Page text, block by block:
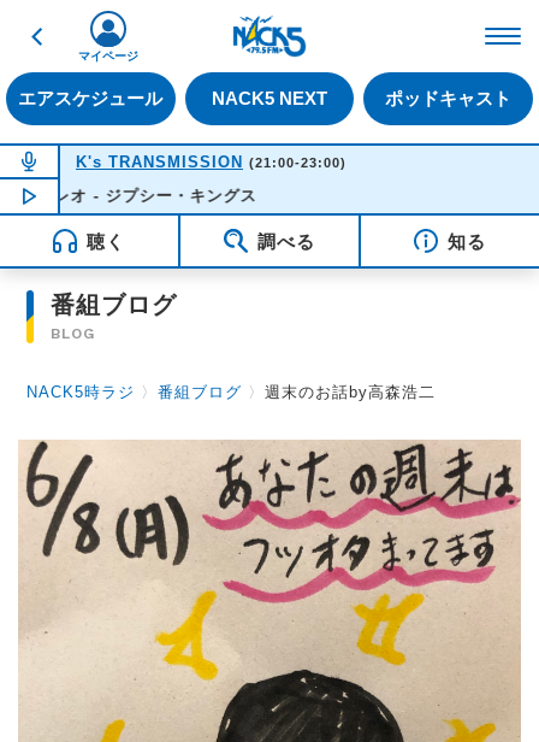
戻る
エアスケジュール NACK5 NEXT ポッドキャスト
マイページ
NOW ON AIR
K's TRANSMISSION (21:00-23:00)
NOW PLAYING 21:55
ボレオ - ジプシー・キングス
聴く 調べる 知る
番組ブログ
BLOG
NACK5時ラジ 〉番組ブログ 〉週末のお話by高森浩二